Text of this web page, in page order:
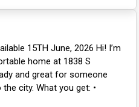
15TH June, 2026 Hi! I’m
home at 1838 S
and great for someone
city. What you get: •